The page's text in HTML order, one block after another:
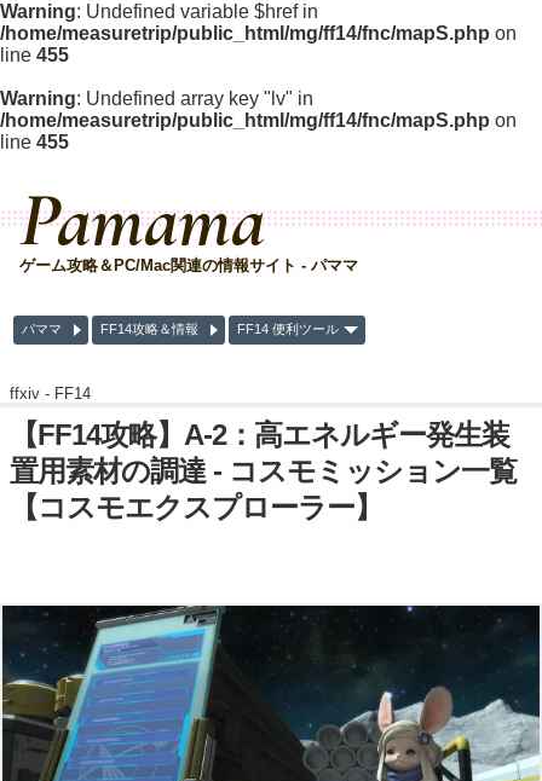
Warning: Undefined variable $href in
/home/measuretrip/public_html/mg/ff14/fnc/mapS.php on
line 455
Warning: Undefined array key "lv" in
/home/measuretrip/public_html/mg/ff14/fnc/mapS.php on
line 455
Pamama
ゲーム攻略＆PC/Mac関連の情報サイト - パママ
パママ FF14攻略＆情報 FF14 便利ツール
ffxiv - FF14
【FF14攻略】A-2：高エネルギー発生装
置用素材の調達 - コスモミッション一覧
【コスモエクスプローラー】